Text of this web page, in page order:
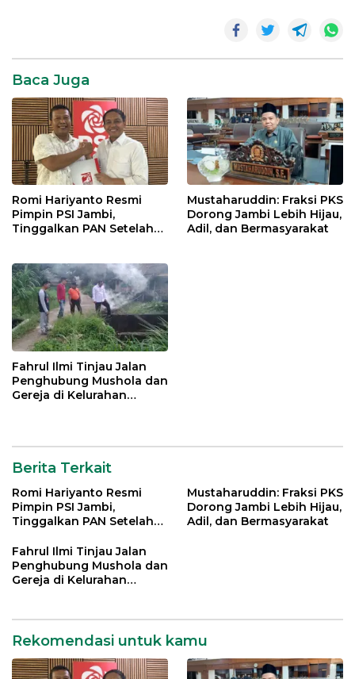
Baca Juga
Romi Hariyanto Resmi
Pimpin PSI Jambi,
Tinggalkan PAN Setelah
Mustaharuddin: Fraksi PKS
Dorong Jambi Lebih Hijau,
Adil, dan Bermasyarakat
Fahrul Ilmi Tinjau Jalan
Penghubung Mushola dan
Gereja di Kelurahan
Berita Terkait
Romi Hariyanto Resmi
Pimpin PSI Jambi,
Tinggalkan PAN Setelah
Mustaharuddin: Fraksi PKS
Dorong Jambi Lebih Hijau,
Adil, dan Bermasyarakat
Fahrul Ilmi Tinjau Jalan
Penghubung Mushola dan
Gereja di Kelurahan
Rekomendasi untuk kamu